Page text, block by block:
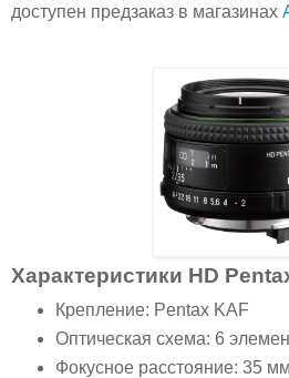
доступен предзаказ в магазинах
Характеристики HD
Крепление: Pentax KAF
Оптическая схема: 6
Фокусное расстояние: 35